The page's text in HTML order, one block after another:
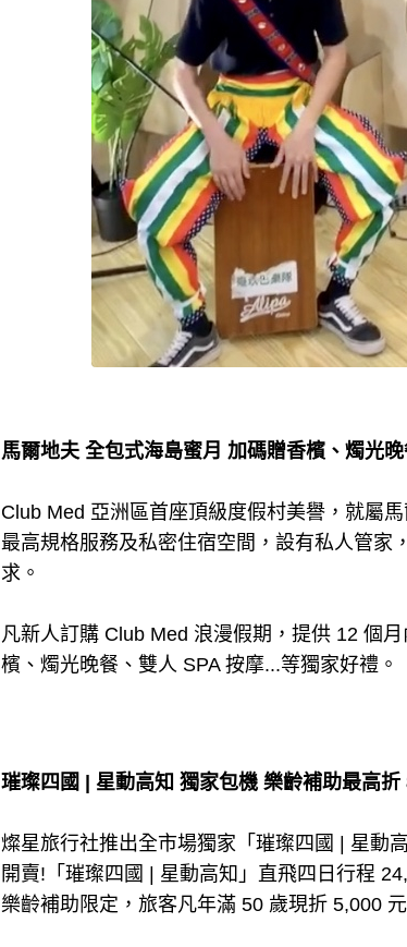
馬爾地夫 全包式海島蜜月 加碼贈香檳、燭光
Club Med 亞洲區首座頂級度假村美譽，就屬
最高規格服務及私密住宿空間，設有私人管家
求。
凡新人訂購 Club Med 浪漫假期，提供 12 個
檳、燭光晚餐、雙人 SPA 按摩...等獨家好禮。
璀璨四國 | 星動高知 獨家包機 樂齡補助最高折
燦星旅行社推出全市場獨家「璀璨四國 | 星動
開賣!「璀璨四國 | 星動高知」直飛四日行程
樂齡補助限定，旅客凡年滿 50 歲現折 5,000